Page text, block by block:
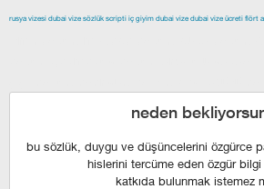
rusya vizesi dubai vize sözlük scripti iç giyim dubai vize dubai vize ücreti flört
neden
bu sözlük, duygu ve düşüncelerini özgürce
hislerini tercüme eden özgür bilgi
katkıda bulunmak istemez